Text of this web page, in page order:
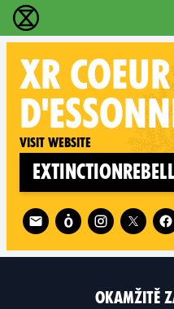
Rebelie proti vyhynutí -
XR COEUR
Visit website
Follow XR Coeur
OKAMŽITĚ